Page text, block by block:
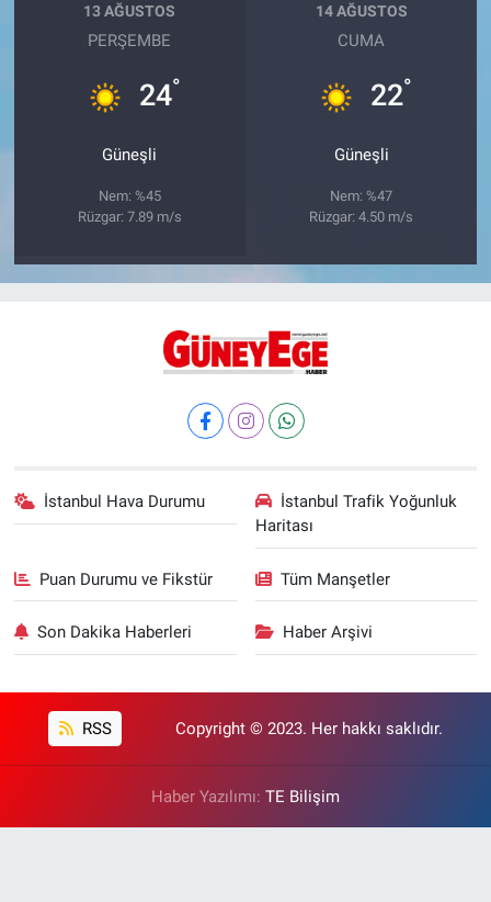
13 AĞUSTOS
PERŞEMBE
24°
Güneşli
Nem: %45
Rüzgar: 7.89 m/s
14 AĞUSTOS
CUMA
22°
Güneşli
Nem: %47
Rüzgar: 4.50 m/s
İstanbul Hava Durumu
İstanbul Trafik Yoğunluk
Haritası
Puan Durumu ve Fikstür Tüm Manşetler
Son Dakika Haberleri Haber Arşivi
RSS Copyright © 2023. Her hakkı saklıdır.
Haber Yazılımı: TE Bilişim